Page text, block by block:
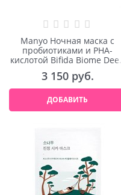
Manyo Ночная маска с
пробиотиками и PHA-
кислотой Bifida Biome Deep
Sleeping Mask 100ml
3 150 руб.
ДОБАВИТЬ